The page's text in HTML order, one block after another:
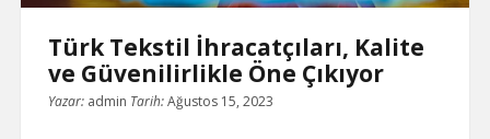
LISTE
Türk Tekstil İhracatçıları, Kalite
ve Güvenilirlikle Öne Çıkıyor
Yazar: admin Tarih:Ağustos 15, 2023